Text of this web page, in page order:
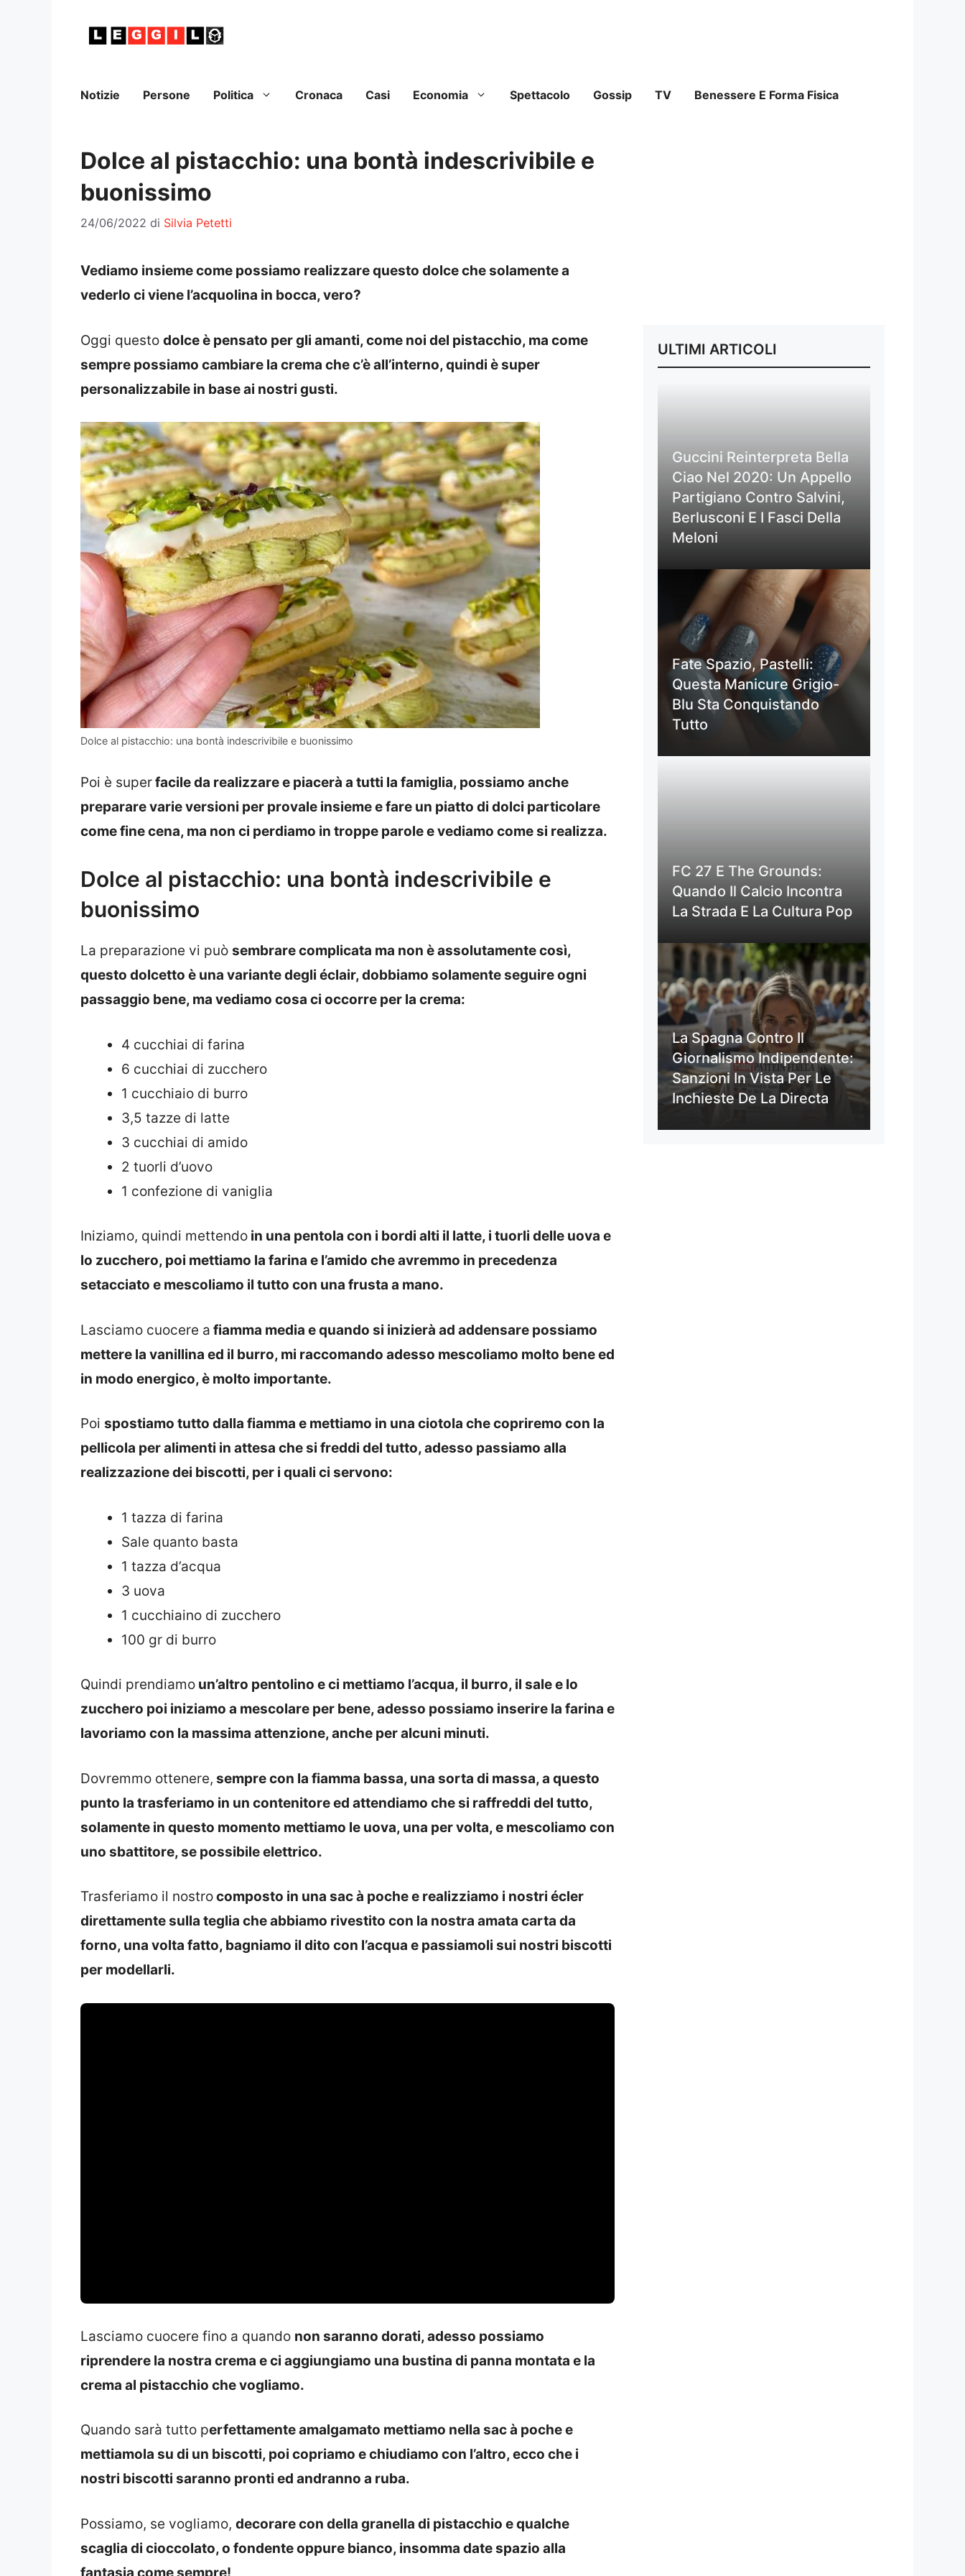
Notizie Persone Politica Cronaca Casi Economia Spettacolo Gossip TV Benessere E Forma Fisica
Dolce al pistacchio: una bontà indescrivibile e
buonissimo
24/06/2022 di Silvia Petetti
Vediamo insieme come possiamo realizzare questo dolce che solamente a
vederlo ci viene l’acquolina in bocca, vero?
Oggi questo dolce è pensato per gli amanti, come noi del pistacchio, ma come
sempre possiamo cambiare la crema che c’è all’interno, quindi è super
personalizzabile in base ai nostri gusti.
Dolce al pistacchio: una bontà indescrivibile e buonissimo
Poi è superfacile da realizzare e piacerà a tutti la famiglia, possiamo anche
preparare varie versioni per provale insieme e fare un piatto di dolci particolare
come fine cena, ma non ci perdiamo in troppe parole e vediamo come si realizza.
Dolce al pistacchio: una bontà indescrivibile e
buonissimo
La preparazione vi può sembrare complicata ma non è assolutamente così,
questo dolcetto è una variante degli éclair, dobbiamo solamente seguire ogni
passaggio bene, ma vediamo cosa ci occorre per la crema:
4 cucchiai di farina
6 cucchiai di zucchero
1 cucchiaio di burro
3,5 tazze di latte
3 cucchiai di amido
2 tuorli d’uovo
1 confezione di vaniglia
Iniziamo, quindi mettendo in una pentola con i bordi alti il latte, i tuorli delle uova e
lo zucchero, poi mettiamo la farina e l’amido che avremmo in precedenza
setacciato e mescoliamo il tutto con una frusta a mano.
Lasciamo cuocere a fiamma media e quando si inizierà ad addensare possiamo
mettere la vanillina ed il burro, mi raccomando adesso mescoliamo molto bene ed
in modo energico, è molto importante.
Poi spostiamo tutto dalla fiamma e mettiamo in una ciotola che copriremo con la
pellicola per alimenti in attesa che si freddi del tutto, adesso passiamo alla
realizzazione dei biscotti, per i quali ci servono:
1 tazza di farina
Sale quanto basta
1 tazza d’acqua
3 uova
1 cucchiaino di zucchero
100 gr di burro
Quindi prendiamo un’altro pentolino e ci mettiamo l’acqua, il burro, il sale e lo
zucchero poi iniziamo a mescolare per bene, adesso possiamo inserire la farina e
lavoriamo con la massima attenzione, anche per alcuni minuti.
Dovremmo ottenere, sempre con la fiamma bassa, una sorta di massa, a questo
punto la trasferiamo in un contenitore ed attendiamo che si raffreddi del tutto,
solamente in questo momento mettiamo le uova, una per volta, e mescoliamo con
uno sbattitore, se possibile elettrico.
Trasferiamo il nostrocomposto in una sac à poche e realizziamo i nostri écler
direttamente sulla teglia che abbiamo rivestito con la nostra amata carta da
forno, una volta fatto, bagniamo il dito con l’acqua e passiamoli sui nostri biscotti
per modellarli.
Lasciamo cuocere fino a quando non saranno dorati, adesso possiamo
riprendere la nostra crema e ci aggiungiamo una bustina di panna montata e la
crema al pistacchio che vogliamo.
Quando sarà tutto perfettamente amalgamato mettiamo nella sac à poche e
mettiamola su di un biscotti, poi copriamo e chiudiamo con l’altro, ecco che i
nostri biscotti saranno pronti ed andranno a ruba.
Possiamo, se vogliamo, decorare con della granella di pistacchio e qualche
scaglia di cioccolato, o fondente oppure bianco, insomma date spazio alla
ULTIMI ARTICOLI
Guccini Reinterpreta Bella
Ciao Nel 2020: Un Appello
Partigiano Contro Salvini,
Berlusconi E I Fasci Della
Meloni
Fate Spazio, Pastelli:
Questa Manicure Grigio-
Blu Sta Conquistando
Tutto
FC 27 E The Grounds:
Quando Il Calcio Incontra
La Strada E La Cultura Pop
La Spagna Contro Il
Giornalismo Indipendente:
Sanzioni In Vista Per Le
Inchieste De La Directa